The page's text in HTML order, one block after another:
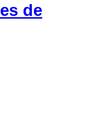
de